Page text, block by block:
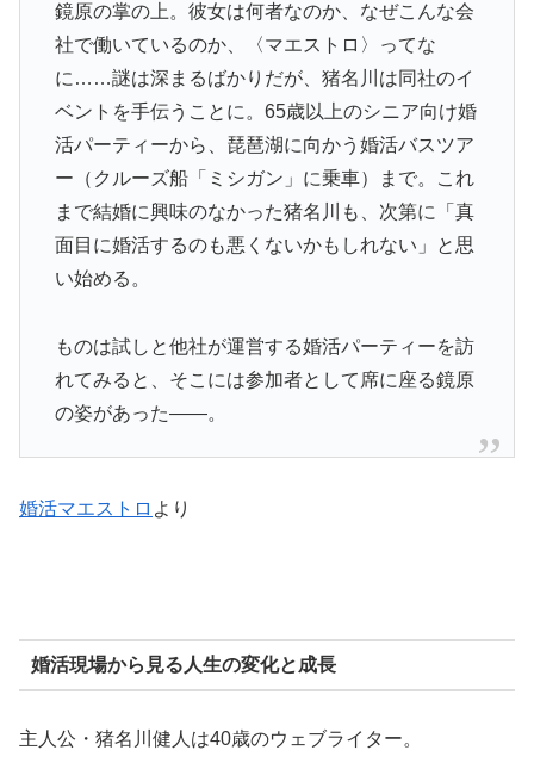
鏡原の掌の上。彼女は何者なのか、なぜこんな会
社で働いているのか、〈マエストロ〉ってな
に……謎は深まるばかりだが、猪名川は同社のイ
ベントを手伝うことに。65歳以上のシニア向け婚
活パーティーから、琵琶湖に向かう婚活バスツア
ー（クルーズ船「ミシガン」に乗車）まで。これ
まで結婚に興味のなかった猪名川も、次第に「真
面目に婚活するのも悪くないかもしれない」と思
い始める。
ものは試しと他社が運営する婚活パーティーを訪
れてみると、そこには参加者として席に座る鏡原
の姿があった――。
婚活マエストロ より
婚活現場から見る人生の変化と成長
主人公・猪名川健人は40歳のウェブライター。